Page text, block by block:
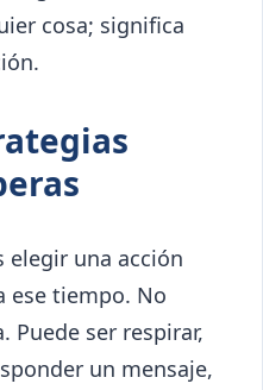
cosa; significa
elegir una acción
ese tiempo. No
Puede ser respirar,
un mensaje,